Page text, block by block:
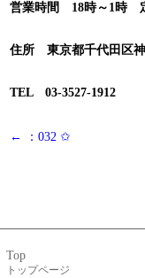
営業時間 18時～1時
住所 東京都千代田区神
TEL 03-3527-1912
投
ー
← ：032 ✩
Top
トップページ